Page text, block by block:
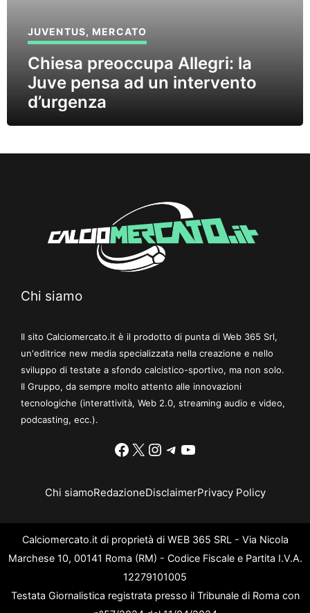
JUVENTUS, MERCATO
Chiesa preoccupa Allegri: la
Juve pensa ad un intervento
d’urgenza
Chi siamo
Il sito Calciomercato.it è il prodotto di punta di Web 365 Srl,
un'editrice new media specializzata nella creazione e nello
sviluppo di testate a sfondo calcistico-sportivo, ma non solo.
Il Gruppo, da sempre molto attento alle innovazioni
tecnologiche (interattività, Web 2.0, streaming audio e video,
podcasting, ecc.).
Facebook
X Instagram
Telegram
YouTube
Chi siamoRedazioneDisclaimerPrivacy Policy
Calciomercato.it di proprietà di WEB 365 SRL - Via Nicola
Marchese 10, 00141 Roma (RM) - Codice Fiscale e Partita I.V.A.
12279101005
Testata Giornalistica registrata presso il Tribunale di Roma con